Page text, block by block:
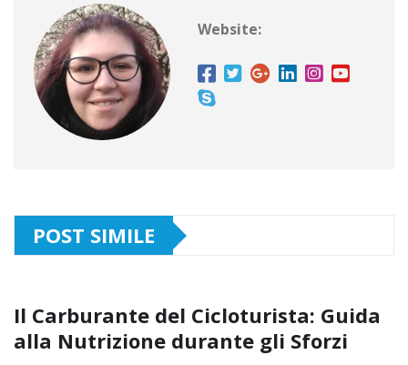
Website:
POST SIMILE
Il Carburante del Cicloturista: Guida
alla Nutrizione durante gli Sforzi